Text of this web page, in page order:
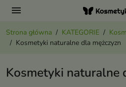
menu
Strona główna KATEGORIE
Kosmetyki naturalne dla mężczyzn
Kosmetyki naturalne